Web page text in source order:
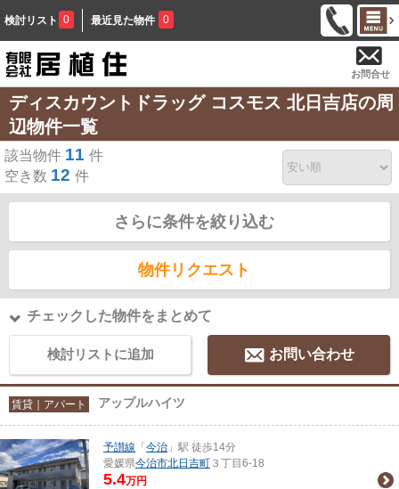
検討リスト 0 最近見た物件 0
お問合せ
ディスカウントドラッグ コスモス 北日吉店の周
辺物件一覧
該当物件 11 件
空き数 12 件
さらに条件を絞り込む
物件リクエスト
チェックした物件をまとめて
検討リストに追加 お問い合わせ
賃貸｜アパート アップルハイツ
予讃線 「 今治 」駅 徒歩14分
愛媛県今治市北日吉町 ３丁目6-18
5.4万円